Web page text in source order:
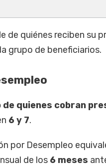
de quiénes reciben su
grupo de beneficiarios.
de quienes cobran
6 y 7.
por Desempleo
de los 6 meses